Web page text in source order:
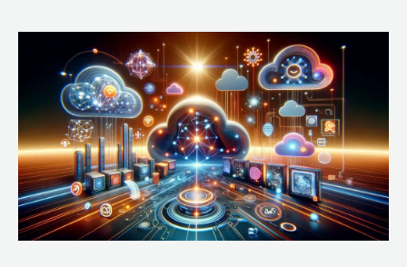
Nuvem:
Google
Cloud,
AWS
e
Azure